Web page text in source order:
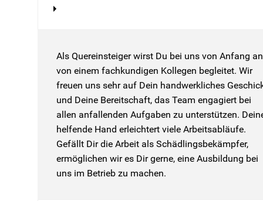
Als Quereinsteiger wirst Du bei uns von Anfang an
von einem fachkundigen Kollegen begleitet. Wir
freuen uns sehr auf Dein handwerkliches
und Deine Bereitschaft, das Team engagiert bei
allen anfallenden Aufgaben zu unterstützen.
helfende Hand erleichtert viele Arbeitsabläufe.
Gefällt Dir die Arbeit als Schädlingsbekämpfer,
ermöglichen wir es Dir gerne, eine Ausbildung bei
uns im Betrieb zu machen.